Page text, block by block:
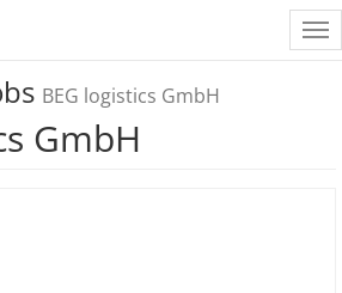
BEG logistics GmbH
GmbH